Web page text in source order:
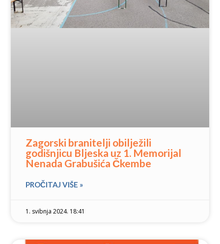
Zagorski branitelji obilježili
godišnjicu Bljeska uz 1. Memorijal
Nenada Grabušića Čkembe
PROČITAJ VIŠE »
1. svibnja 2024. 18:41